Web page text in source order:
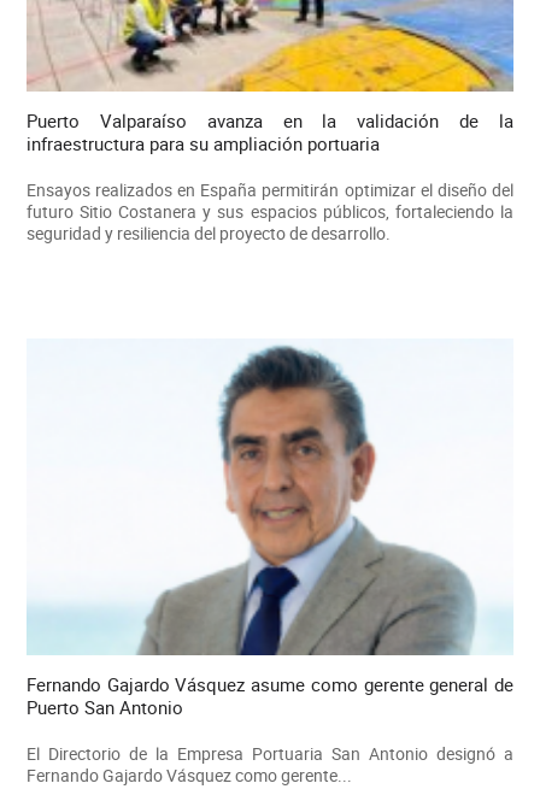
Puerto Valparaíso avanza en la validación de la
infraestructura para su ampliación portuaria
Ensayos realizados en España permitirán optimizar el diseño del
futuro Sitio Costanera y sus espacios públicos, fortaleciendo la
seguridad y resiliencia del proyecto de desarrollo.
Fernando Gajardo Vásquez asume como gerente general de
Puerto San Antonio
El Directorio de la Empresa Portuaria San Antonio designó a
Fernando Gajardo Vásquez como gerente...